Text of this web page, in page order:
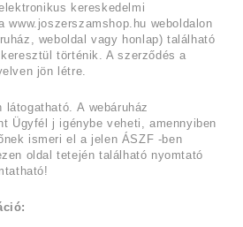
kereskedelmi
www.joszerszamshop.hu weboldalon
weboldal vagy honlap) található
történik. A szerződés a
jön létre.
látogatható. A webáruház
Ügyfél j igénybe veheti, amennyiben
ismeri el a jelen ÁSZF -ben
oldal tetején található nyomtató